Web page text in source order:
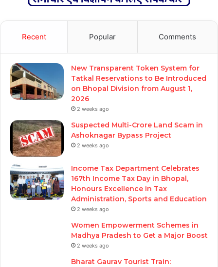
Recent Popular Comments
New Transparent Token System for
Tatkal Reservations to Be Introduced
on Bhopal Division from August 1,
2026
2 weeks ago
Suspected Multi-Crore Land Scam in
Ashoknagar Bypass Project
2 weeks ago
Income Tax Department Celebrates
167th Income Tax Day in Bhopal,
Honours Excellence in Tax
Administration, Sports and Education
2 weeks ago
Women Empowerment Schemes in
Madhya Pradesh to Get a Major Boost
2 weeks ago
Bharat Gaurav Tourist Train: